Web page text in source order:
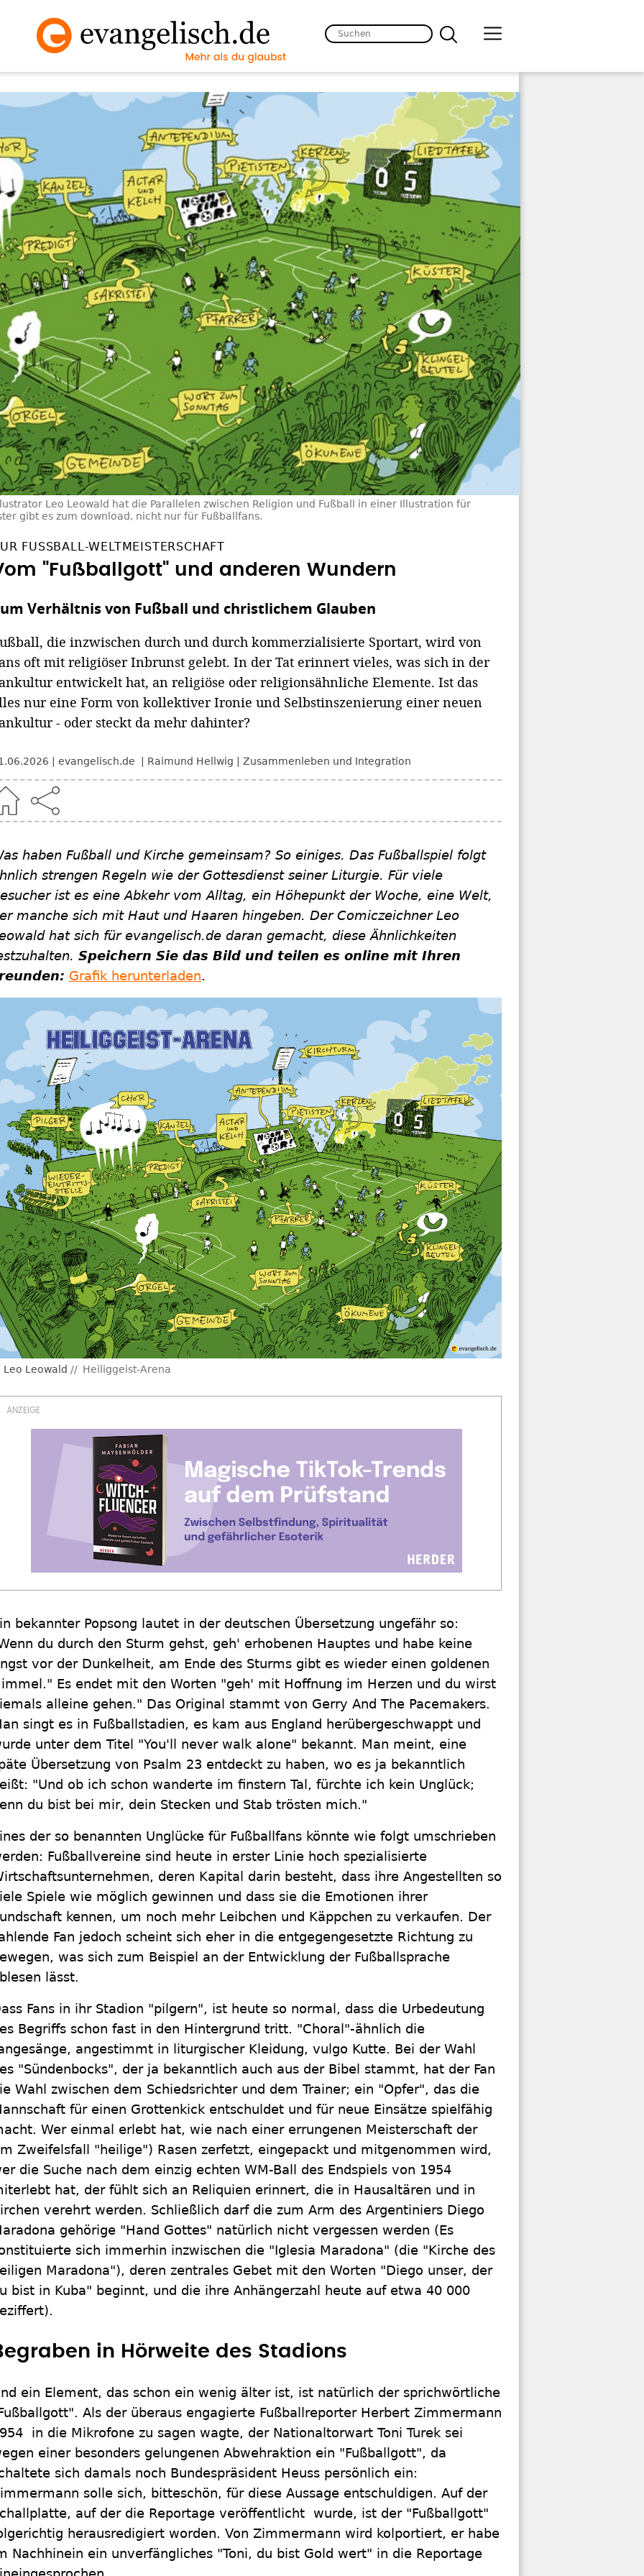
Leo Leowald hat die Parallelen zwischen Religion und Fußball in einer Illustration für
gibt es zum download, nicht nur für Fußballfans.
FUSSBALL-WELTMEISTERSCHAFT
"Fußballgott" und anderen Wundern
Verhältnis von Fußball und christlichem Glauben
die inzwischen durch und durch kommerzialisierte Sportart, wird von
oft mit religiöser Inbrunst gelebt. In der Tat erinnert vieles, was sich in der
entwickelt hat, an religiöse oder religionsähnliche Elemente. Ist das
nur eine Form von kollektiver Ironie und Selbstinszenierung einer neuen
- oder steckt da mehr dahinter?
evangelisch.de Raimund Hellwig Zusammenleben und Integration
haben Fußball und Kirche gemeinsam? So einiges. Das Fußballspiel folgt
strengen Regeln wie der Gottesdienst seiner Liturgie. Für viele
ist es eine Abkehr vom Alltag, ein Höhepunkt der Woche, eine Welt,
manche sich mit Haut und Haaren hingeben. Der Comiczeichner Leo
hat sich für evangelisch.de daran gemacht, diese Ähnlichkeiten
Speichern Sie das Bild und teilen es online mit Ihren
Grafik herunterladen.
Leo Leowald Heiliggeist-Arena
bekannter Popsong lautet in der deutschen Übersetzung ungefähr so:
du durch den Sturm gehst, geh' erhobenen Hauptes und habe keine
vor der Dunkelheit, am Ende des Sturms gibt es wieder einen goldenen
Es endet mit den Worten "geh' mit Hoffnung im Herzen und du wirst
alleine gehen." Das Original stammt von Gerry And The Pacemakers.
singt es in Fußballstadien, es kam aus England herübergeschwappt und
unter dem Titel "You'll never walk alone" bekannt. Man meint, eine
Übersetzung von Psalm 23 entdeckt zu haben, wo es ja bekanntlich
"Und ob ich schon wanderte im finstern Tal, fürchte ich kein Unglück;
du bist bei mir, dein Stecken und Stab trösten mich."
der so benannten Unglücke für Fußballfans könnte wie folgt umschrieben
Fußballvereine sind heute in erster Linie hoch spezialisierte
deren Kapital darin besteht, dass ihre Angestellten so
Spiele wie möglich gewinnen und dass sie die Emotionen ihrer
kennen, um noch mehr Leibchen und Käppchen zu verkaufen. Der
Fan jedoch scheint sich eher in die entgegengesetzte Richtung zu
was sich zum Beispiel an der Entwicklung der Fußballsprache
lässt.
Fans in ihr Stadion "pilgern", ist heute so normal, dass die Urbedeutung
Begriffs schon fast in den Hintergrund tritt. "Choral"-ähnlich die
angestimmt in liturgischer Kleidung, vulgo Kutte. Bei der Wahl
"Sündenbocks", der ja bekanntlich auch aus der Bibel stammt, hat der Fan
Wahl zwischen dem Schiedsrichter und dem Trainer; ein "Opfer", das die
für einen Grottenkick entschuldet und für neue Einsätze spielfähig
Wer einmal erlebt hat, wie nach einer errungenen Meisterschaft der
Zweifelsfall "heilige") Rasen zerfetzt, eingepackt und mitgenommen wird,
die Suche nach dem einzig echten WM-Ball des Endspiels von 1954
hat, der fühlt sich an Reliquien erinnert, die in Hausaltären und in
verehrt werden. Schließlich darf die zum Arm des Argentiniers Diego
gehörige "Hand Gottes" natürlich nicht vergessen werden (Es
sich immerhin inzwischen die "Iglesia Maradona" (die "Kirche des
Maradona"), deren zentrales Gebet mit den Worten "Diego unser, der
bist in Kuba" beginnt, und die ihre Anhängerzahl heute auf etwa 40 000
in Hörweite des Stadions
ein Element, das schon ein wenig älter ist, ist natürlich der sprichwörtliche
Als der überaus engagierte Fußballreporter Herbert Zimmermann
in die Mikrofone zu sagen wagte, der Nationaltorwart Toni Turek sei
einer besonders gelungenen Abwehraktion ein "Fußballgott", da
sich damals noch Bundespräsident Heuss persönlich ein:
solle sich, bitteschön, für diese Aussage entschuldigen. Auf der
auf der die Reportage veröffentlicht wurde, ist der "Fußballgott"
herausredigiert worden. Von Zimmermann wird kolportiert, er habe
Nachhinein ein unverfängliches "Toni, du bist Gold wert" in die Reportage